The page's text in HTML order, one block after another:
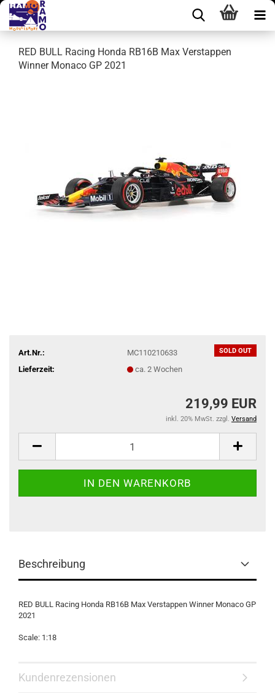
RED BULL Racing Honda RB16B Max Verstappen
Winner Monaco GP 2021
SOLD OUT
Art.Nr.:
MC110210633
Lieferzeit:
ca. 2 Wochen
219,99 EUR
inkl. 20% MwSt. zzgl. Versand
Beschreibung
RED BULL Racing Honda RB16B Max Verstappen Winner Monaco GP
2021
Scale: 1:18
Kundenrezensionen